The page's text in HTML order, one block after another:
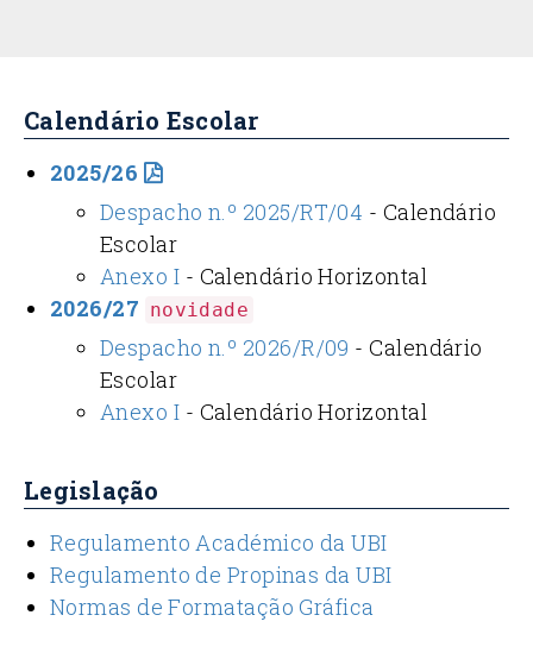
Calendário Escolar
2025/26
Despacho n.º 2025/RT/04 - Calendário
Escolar
Anexo I - Calendário Horizontal
2026/27 novidade
Despacho n.º 2026/R/09 - Calendário
Escolar
Anexo I - Calendário Horizontal
Legislação
Regulamento Académico da UBI
Regulamento de Propinas da UBI
Normas de Formatação Gráfica